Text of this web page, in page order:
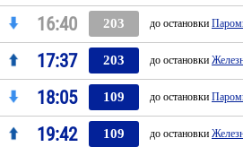
16:40 203 до остановки
17:37 203 до остановки
18:05 109 до остановки
19:42 109 до остановки